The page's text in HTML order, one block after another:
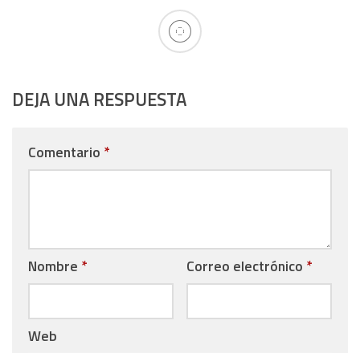
DEJA UNA RESPUESTA
Comentario *
Nombre * Correo electrónico *
Web